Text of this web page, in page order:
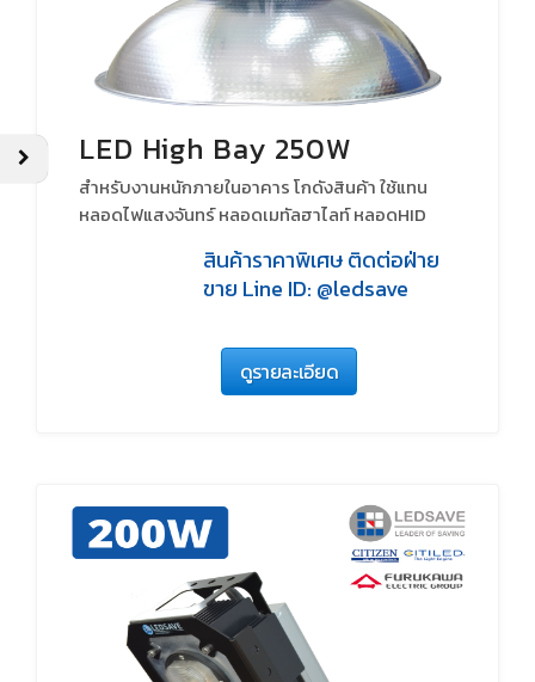
LED High Bay 250W
สำหรับงานหนักภายในอาคาร โกดังสินค้า ใช้แทน
หลอดไฟแสงจันทร์ หลอดเมทัลฮาไลท์ หลอดHID
สินค้าราคาพิเศษ ติดต่อฝ่าย
ขาย Line ID: @ledsave
ดูรายละเอียด